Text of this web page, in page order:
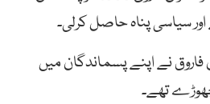
سیاسی پناہ حاصل کرلی۔
نے اپنے پسماندگان میں
چھوڑے تھے۔